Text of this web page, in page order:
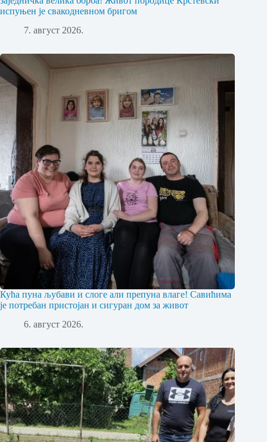
испуњен је свакодневном бригом
7. август 2026.
Кућа пуна љубави и слоге али препуна влаге! Савићима
је потребан пристојан и сигуран дом за живот
6. август 2026.